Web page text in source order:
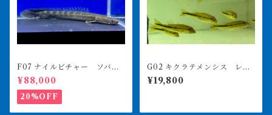
F07 ナイルビチャー ソバト
川 41㎝前後 薬浴完了済み
¥88,000
20%OFF
G02 キクラテメンシス レイ
クプロコポンド スリナムワ
イルド 8㎝前後
¥19,800